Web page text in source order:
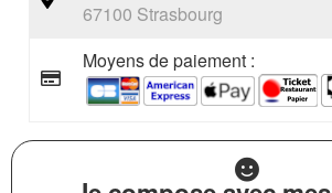
67100 Strasbourg
Moyens de paiement :